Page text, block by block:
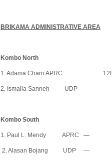
BRIKAMA ADMINISTRATIVE AREA
Kombo North
1. Adama Charn APRC
2. Ismaila Sanneh UDP
Kombo South
1. Paul L. Mendy APRC
2. Alasan Bojang UDP